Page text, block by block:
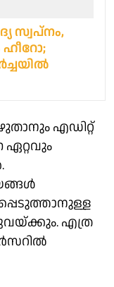
സ്വപ്‌നം,
ഹീറോ;
എഡിറ്റ്
ഏറ്റവും
എത്ര